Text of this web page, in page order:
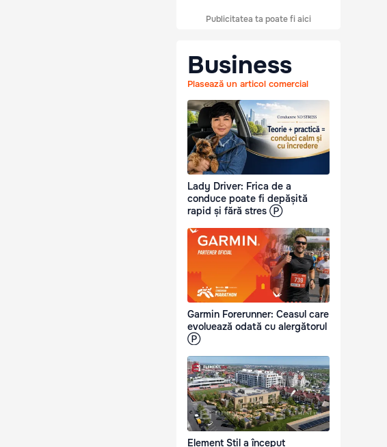
Publicitatea ta poate fi aici
Business
Plasează un articol comercial
Lady Driver: Frica de a
conduce poate fi depășită
rapid și fără stres Ⓟ
Garmin Forerunner: Ceasul care
evoluează odată cu alergătorul
Ⓟ
Element Stil a început